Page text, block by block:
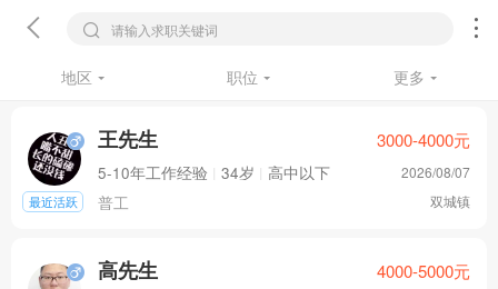
请输入求职关键词
地区 职位 更多
最近活跃
王先生
5-10年工作经验 34岁 高中以下
普工
3000-4000元
2026/08/07
双城镇
高先生 4000-5000元